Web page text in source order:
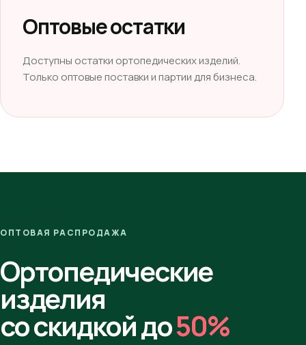
Оптовые остатки
Доступны остатки ортопедических изделий.
Только оптовые поставки и партии для бизнеса.
ОПТОВАЯ РАСПРОДАЖА
Ортопедические
изделия
со скидкой до50%